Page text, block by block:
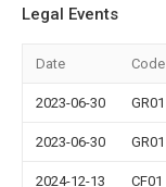
Legal Events
Date Code
2023-06-30 GR01
2023-06-30 GR01
2024-12-13 CF01